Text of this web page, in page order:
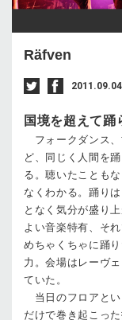
Räfven
2011.09.04
国境を超えて踊
フォークダンス、
ど、同じく人間を
る。聴いたことも
なくわかる。踊り
となく気分が盛り
よい音楽特有、そ
めちゃくちゃに踊
力。会場はレーヴ
ていた。
当日のフロアとい
だけで巻き起こっ